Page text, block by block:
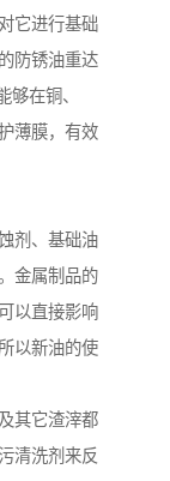
它进行基础
防锈油重达
够在铜、
薄膜，有效
剂、基础油
金属制品的
以直接影响
以新油的使
其它渣滓都
清洗剂来反